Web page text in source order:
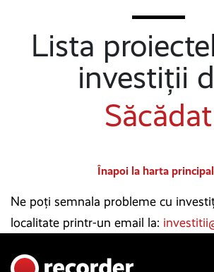
Lista
investiții
Săcădat
Înapoi la harta
Ne poți semnala probleme cu
localitate printr-un email la: